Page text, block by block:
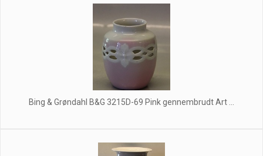
Bing & Grøndahl B&G 3215D-69 Pink gennembrudt Art ...